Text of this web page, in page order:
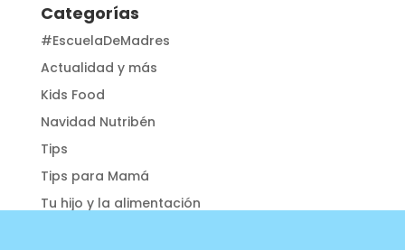
Categorías
#EscuelaDeMadres
Actualidad y más
Kids Food
Navidad Nutribén
Tips
Tips para Mamá
Tu hijo y la alimentación